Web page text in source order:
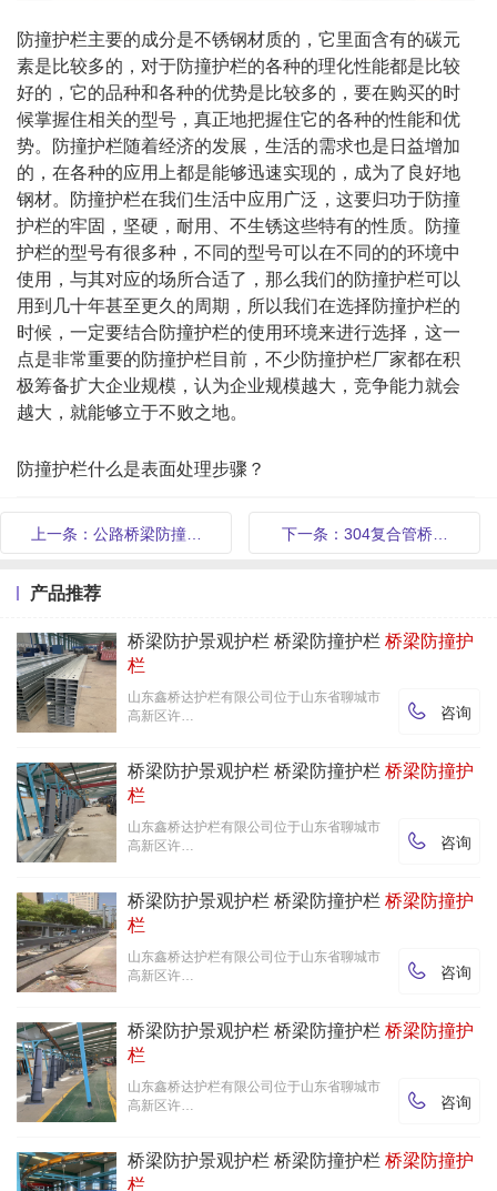
防撞护栏主要的成分是不锈钢材质的，它里面含有的碳元
素是比较多的，对于防撞护栏的各种的理化性能都是比较
好的，它的品种和各种的优势是比较多的，要在购买的时
候掌握住相关的型号，真正地把握住它的各种的性能和优
势。防撞护栏随着经济的发展，生活的需求也是日益增加
的，在各种的应用上都是能够迅速实现的，成为了良好地
钢材。防撞护栏在我们生活中应用广泛，这要归功于防撞
护栏的牢固，坚硬，耐用、不生锈这些特有的性质。防撞
护栏的型号有很多种，不同的型号可以在不同的的环境中
使用，与其对应的场所合适了，那么我们的防撞护栏可以
用到几十年甚至更久的周期，所以我们在选择防撞护栏的
时候，一定要结合防撞护栏的使用环境来进行选择，这一
点是非常重要的防撞护栏目前，不少防撞护栏厂家都在积
极筹备扩大企业规模，认为企业规模越大，竞争能力就会
越大，就能够立于不败之地。
防撞护栏什么是表面处理步骤？
上一条：公路桥梁防撞… 下一条：304复合管桥…
产品推荐
桥梁防护景观护栏 桥梁防撞护栏 桥梁防撞护
栏
 咨询
山东鑫桥达护栏有限公司位于山东省聊城市
高新区许…
桥梁防护景观护栏 桥梁防撞护栏 桥梁防撞护
栏
 咨询
山东鑫桥达护栏有限公司位于山东省聊城市
高新区许…
桥梁防护景观护栏 桥梁防撞护栏 桥梁防撞护
栏
 咨询
山东鑫桥达护栏有限公司位于山东省聊城市
高新区许…
桥梁防护景观护栏 桥梁防撞护栏 桥梁防撞护
栏
 咨询
山东鑫桥达护栏有限公司位于山东省聊城市
高新区许…
桥梁防护景观护栏 桥梁防撞护栏 桥梁防撞护
栏